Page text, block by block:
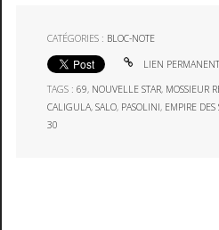
CATÉGORIES : BLOC-NOTE
LIEN PERMANENT
TAGS :69, NOUVELLE STAR, MOSSIEUR
CALIGULA,SALO, PASOLINI, EMPIRE DES
30